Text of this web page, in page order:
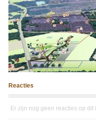
Reacties
Er zijn nog geen reacties op dit